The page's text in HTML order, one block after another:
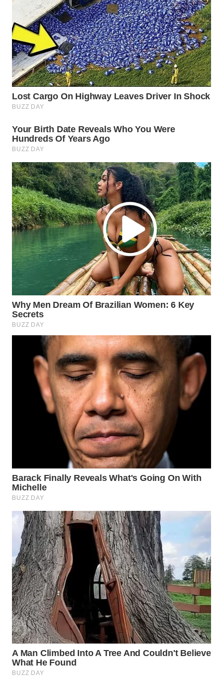
SUMEDANG
WN
CIANJUR
WN
KEPULAUAN
SERIBU
TANGERANG
BINJAI
WN
CIREBON
WN
INDRAMAYU
KUNINGAN
WN
MAJALENGKA
SUBANG
WN
SUKABUMI
PURWAKARTA
TIMUR
WN
SEMARANG
WN
SOLO
WN
BOROBUDUR
WN
MADURA
SURABAYA